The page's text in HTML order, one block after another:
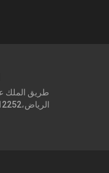
الرياض،12252، المملكة العربية السعودية